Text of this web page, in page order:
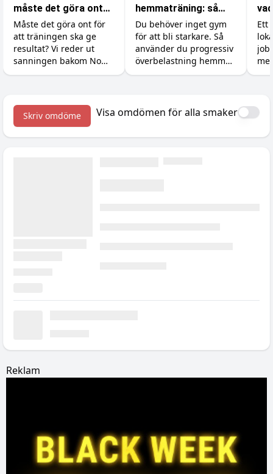
måste det göra ont
för att bygga
muskler?
Måste det göra ont för
att träningen ska ge
resultat? Vi reder ut
sanningen bakom No
Pain No Gain, vad
maxar återhämtningen.
hemmaträning: så
bygger du muskler
utan gym
Du behöver inget gym
för att bli starkare. Så
använder du progressiv
överbelastning hemma
med hantlar,
tillskotten som stöttar
Ett
Skriv omdöme Visa omdömen för alla smaker
Reklam